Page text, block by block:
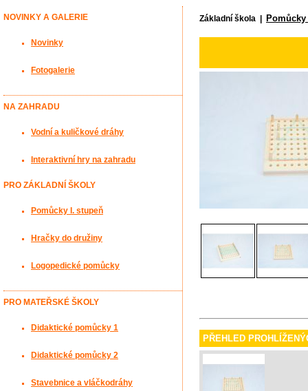
Základní škola |
PŘEHLED
NOVINKY A GALERIE
Novinky
Fotogalerie
NA ZAHRADU
Vodní a kuličkové dráhy
Interaktivní hry na zahradu
PRO ZÁKLADNÍ ŠKOLY
Pomůcky I. stupeň
Hračky do družiny
Logopedické pomůcky
PRO MATEŘSKÉ ŠKOLY
Didaktické pomůcky 1
Didaktické pomůcky 2
Stavebnice a vláčkodráhy